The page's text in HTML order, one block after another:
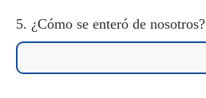
5. ¿Cómo se enteró de nosotros?